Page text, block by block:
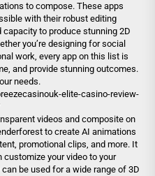
to compose. These apps
with their robust editing
to produce stunning 2D
you’re designing for social
work, every app on this list is
and provide stunning outcomes.
needs.
elite-casino-review-
videos and composite on
to create AI animations
promotional clips, and more. It
your video to your
be used for a wide range of 3D